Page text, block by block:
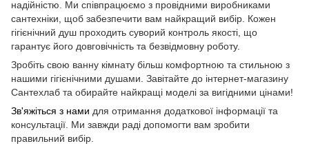
надійністю. Ми співпрацюємо з провідними виробниками
сантехніки, щоб забезпечити вам найкращий вибір. Кожен
гігієнічний душ проходить суворий контроль якості, що
гарантує його довговічність та безвідмовну роботу.
Зробіть свою ванну кімнату більш комфортною та стильною з
нашими гігієнічними душами. Завітайте до інтернет-магазину
Сантехлаб та обирайте найкращі моделі за вигідними цінами!
Зв'яжіться з нами для отримання додаткової інформації та
консультації. Ми завжди раді допомогти вам зробити
правильний вибір.